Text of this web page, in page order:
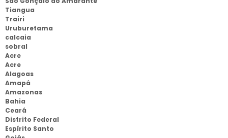
Tiangua
Trairi
Uruburetama
calcaia
sobral
Acre
Acre
Alagoas
Amapá
Amazonas
Bahia
Ceará
Distrito Federal
Espírito Santo